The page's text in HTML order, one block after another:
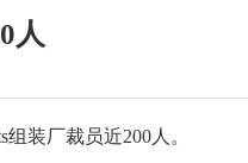
人
装厂裁员近200人。